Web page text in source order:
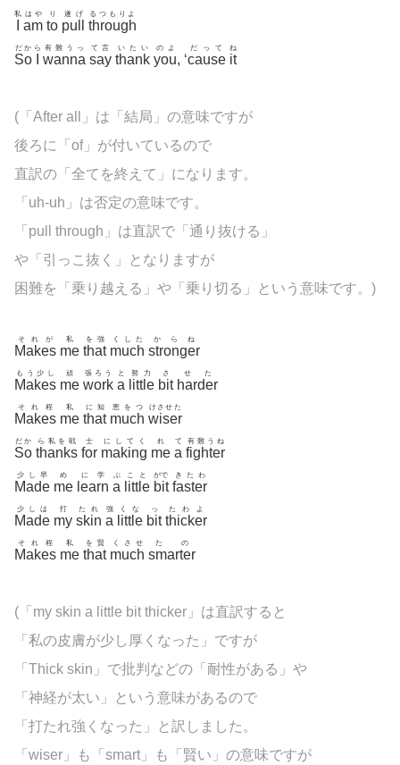
私
am
はや
to
り
pull
遂げ
through
るつもりよ
So
だか ら
wanna
有難うっ
say
て言
thank
いたい
you
のよ
, ‘cause
だって
it
ね
(「After all」は「結局」の意味ですが
後ろに「of」が付いているので
直訳の「全てを終えて」になります。
「uh-uh」は否定の意味です。
「pull through」は直訳で「通り抜ける」
や「引っこ抜く」となりますが
困難を「乗り越える」や「乗り切る」という意味です。)
Makes
それが
me
私
that
を強
much
くした
stronger
からね
Makes
もう少し
me
頑
work
張ろう
a
と
little
努力
bit
さ
harder
せた
Makes
それ程
me
私
that
に知
much
恵をつ
wiser
けさせた
So
だか
thanks
ら私を戦
for
士
making
にしてく
me
れ
a
て
fighter
有難うね
Made
少し早
me
め
learn
に学
a
ぶ
little
こと
bit
がで
faster
きたわ
Made
少しは
my
打
skin
たれ
a
強
little
くな
bit
っ
thicker
たわよ
Makes
それ程
me
私
that
を賢
much
くさせ
smarter
たの
(「my skin a little bit thicker」は直訳すると
「私の皮膚が少し厚くなった」ですが
「Thick skin」で批判などの「耐性がある」や
「神経が太い」という意味があるので
「打たれ強くなった」と訳しました。
「wiser」も「smart」も「賢い」の意味ですが